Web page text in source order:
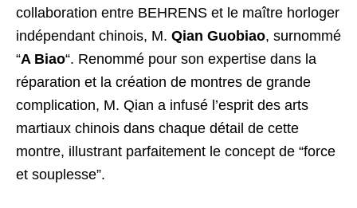
collaboration entre BEHRENS et le maître horloger
indépendant chinois, M. Qian Guobiao, surnommé
“A Biao“. Renommé pour son expertise dans la
réparation et la création de montres de grande
complication, M. Qian a infusé l’esprit des arts
martiaux chinois dans chaque détail de cette
montre, illustrant parfaitement le concept de “force
et souplesse”.